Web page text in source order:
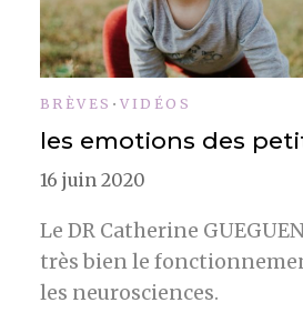
BRÈVES •VIDÉOS
les emotions des
16 juin 2020
Le DR Catherine
très bien le
les neurosciences.